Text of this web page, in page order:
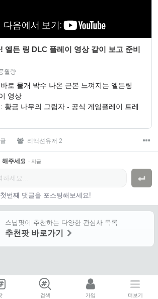
엘든 링 DLC 플레이 영상 같이 보고 준비
월량
로 물개 박수 나온 근본 느껴지는 엘든링
황금 나무의 그림자 - 공식 게임플레이 트레
리액션유저 2
주세요. · 지금
첫번째 댓글을 포스팅해보세요!
스닙팟이 추천하는 다양한 관심사 목록
추천팟 바로가기
검색 가입 더보기